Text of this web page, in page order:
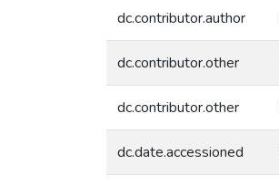
dc.contributor.author
dc.contributor.other
dc.contributor.other
dc.date.accessioned